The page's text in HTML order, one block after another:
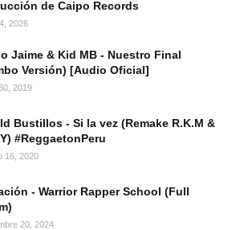
de Caipo Records
2026
Jaime & Kid MB - Nuestro Final
Versión) [Audio Oficial]
2019
Bustillos - Si la vez (Remake R.K.M &
#ReggaetonPeru
16, 2020
- Warrior Rapper School (Full
20, 2024